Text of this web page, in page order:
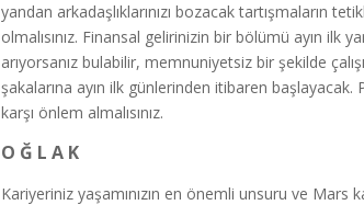
yandan arkadaşlıklarınızı bozacak tartışmaların
olmalısınız. Finansal gelirinizin bir bölümü ayın ilk
arıyorsanız bulabilir, memnuniyetsiz bir şekilde
şakalarına ayın ilk günlerinden itibaren
karşı önlem almalısınız.
O Ğ L A K
Kariyeriniz yaşamınızın en önemli unsuru ve Mars